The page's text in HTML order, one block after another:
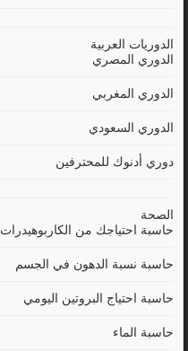
الدوريات العربية
الدوري المصري
الدوري المغربي
الدوري السعودي
دوري أدنوك للمحترفين
الصحة
حاسبة احتياجك من الكاربوهيدرات
حاسبة نسبة الدهون في الجسم
حاسبة احتياج البروتين اليومي
حاسبة الماء